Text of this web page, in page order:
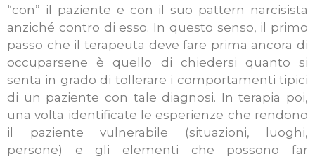
“con” il paziente e con il suo pattern narcisista
anziché contro di esso. In questo senso, il primo
passo che il terapeuta deve fare prima ancora di
occuparsene è quello di chiedersi quanto si
senta in grado di tollerare i comportamenti tipici
di un paziente con tale diagnosi. In terapia poi,
una volta identificate le esperienze che rendono
il paziente vulnerabile (situazioni, luoghi,
persone) e gli elementi che possono far